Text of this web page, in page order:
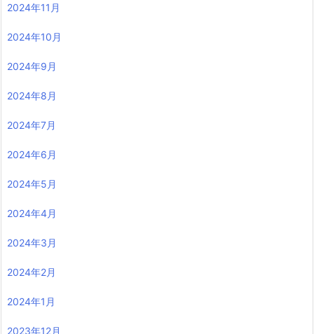
2024年11月
2024年10月
2024年9月
2024年8月
2024年7月
2024年6月
2024年5月
2024年4月
2024年3月
2024年2月
2024年1月
2023年12月